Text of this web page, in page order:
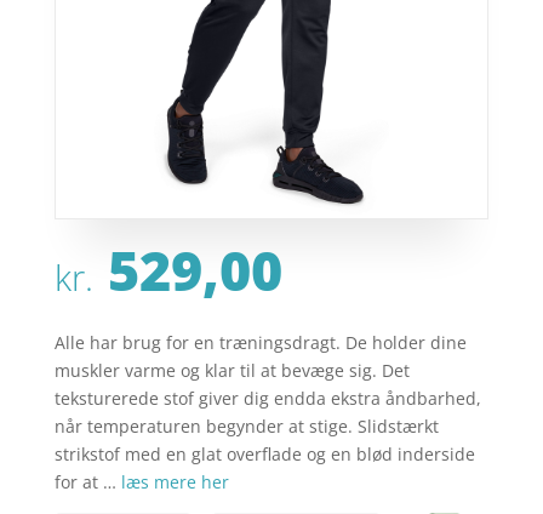
kr. 529,00
Alle har brug for en træningsdragt. De holder dine
muskler varme og klar til at bevæge sig. Det
teksturerede stof giver dig endda ekstra åndbarhed,
når temperaturen begynder at stige. Slidstærkt
strikstof med en glat overflade og en blød inderside
for at … læs mere her